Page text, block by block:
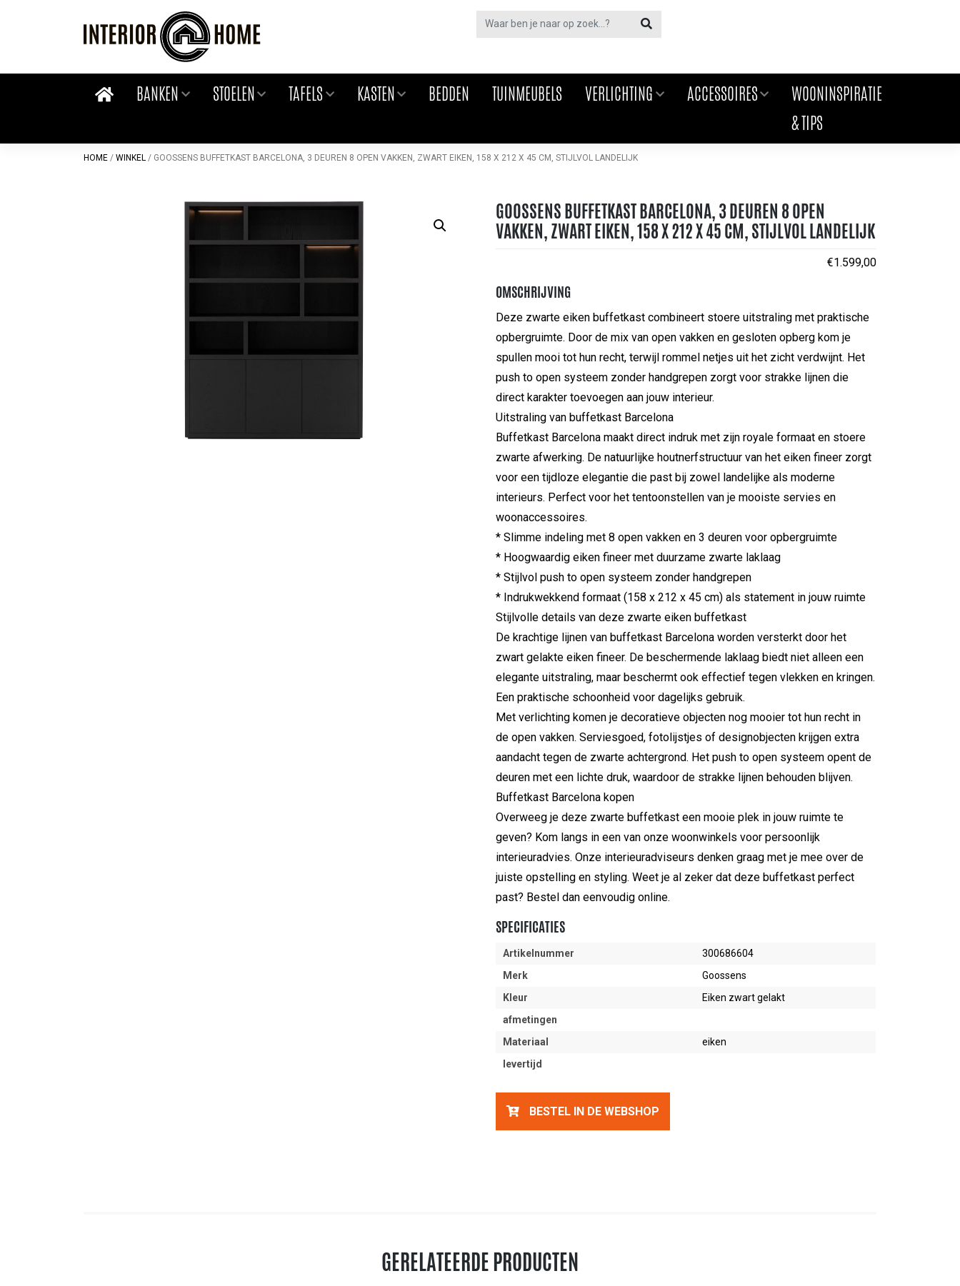
BANKEN STOELEN TAFELS KASTEN BEDDEN TUINMEUBELS VERLICHTING ACCESSOIRES
WOONINSPIRATIE
& TIPS
HOME / WINKEL / GOOSSENS BUFFETKAST BARCELONA, 3 DEUREN 8 OPEN VAKKEN, ZWART EIKEN, 158 X 212 X 45 CM, STIJLVOL LANDELIJK
GOOSSENS BUFFETKAST BARCELONA, 3 DEUREN 8 OPEN
VAKKEN, ZWART EIKEN, 158 X 212 X 45 CM, STIJLVOL LANDELIJK
€1.599,00
OMSCHRIJVING
Deze zwarte eiken buffetkast combineert stoere uitstraling met praktische
opbergruimte. Door de mix van open vakken en gesloten opberg kom je
spullen mooi tot hun recht, terwijl rommel netjes uit het zicht verdwijnt. Het
push to open systeem zonder handgrepen zorgt voor strakke lijnen die
direct karakter toevoegen aan jouw interieur.
Uitstraling van buffetkast Barcelona
Buffetkast Barcelona maakt direct indruk met zijn royale formaat en stoere
zwarte afwerking. De natuurlijke houtnerfstructuur van het eiken fineer zorgt
voor een tijdloze elegantie die past bij zowel landelijke als moderne
interieurs. Perfect voor het tentoonstellen van je mooiste servies en
woonaccessoires.
* Slimme indeling met 8 open vakken en 3 deuren voor opbergruimte
* Hoogwaardig eiken fineer met duurzame zwarte laklaag
* Stijlvol push to open systeem zonder handgrepen
* Indrukwekkend formaat (158 x 212 x 45 cm) als statement in jouw ruimte
Stijlvolle details van deze zwarte eiken buffetkast
De krachtige lijnen van buffetkast Barcelona worden versterkt door het
zwart gelakte eiken fineer. De beschermende laklaag biedt niet alleen een
elegante uitstraling, maar beschermt ook effectief tegen vlekken en kringen.
Een praktische schoonheid voor dagelijks gebruik.
Met verlichting komen je decoratieve objecten nog mooier tot hun recht in
de open vakken. Serviesgoed, fotolijstjes of designobjecten krijgen extra
aandacht tegen de zwarte achtergrond. Het push to open systeem opent de
deuren met een lichte druk, waardoor de strakke lijnen behouden blijven.
Buffetkast Barcelona kopen
Overweeg je deze zwarte buffetkast een mooie plek in jouw ruimte te
geven? Kom langs in een van onze woonwinkels voor persoonlijk
interieuradvies. Onze interieuradviseurs denken graag met je mee over de
juiste opstelling en styling. Weet je al zeker dat deze buffetkast perfect
past? Bestel dan eenvoudig online.
SPECIFICATIES
Artikelnummer
300686604
Merk
Goossens
Kleur
Eiken zwart gelakt
afmetingen
Materiaal
eiken
levertijd
BESTEL IN DE WEBSHOP
GERELATEERDE PRODUCTEN